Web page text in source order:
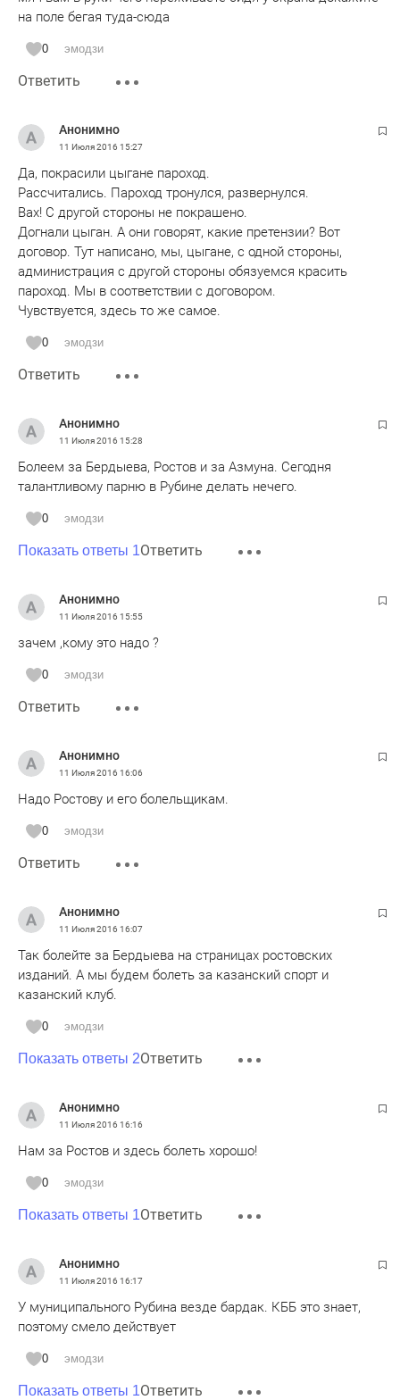
на поле бегая туда-сюда
0 эмодзи
Ответить
Анонимно
11 Июля 2016 15:27
Да, покрасили цыгане пароход.
Рассчитались. Пароход тронулся, развернулся.
Вах! С другой стороны не покрашено.
Догнали цыган. А они говорят, какие претензии? Вот
договор. Тут написано, мы, цыгане, с одной стороны,
администрация с другой стороны обязуемся красить
пароход. Мы в соответствии с договором.
Чувствуется, здесь то же самое.
0 эмодзи
Ответить
Анонимно
11 Июля 2016 15:28
Болеем за Бердыева, Ростов и за Азмуна. Сегодня
талантливому парню в Рубине делать нечего.
0 эмодзи
Показать ответы 1Ответить
Анонимно
11 Июля 2016 15:55
зачем ,кому это надо ?
0 эмодзи
Ответить
Анонимно
11 Июля 2016 16:06
Надо Ростову и его болельщикам.
0 эмодзи
Ответить
Анонимно
11 Июля 2016 16:07
Так болейте за Бердыева на страницах ростовских
изданий. А мы будем болеть за казанский спорт и
казанский клуб.
0 эмодзи
Показать ответы 2Ответить
Анонимно
11 Июля 2016 16:16
Нам за Ростов и здесь болеть хорошо!
0 эмодзи
Показать ответы 1Ответить
Анонимно
11 Июля 2016 16:17
У муниципального Рубина везде бардак. КББ это знает,
поэтому смело действует
0 эмодзи
Показать ответы 1Ответить